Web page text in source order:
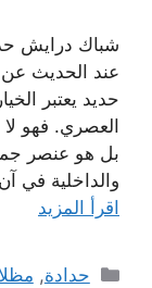
شباك درايش
عند الحديث عن
حديد يعتبر
العصري. فهو
بل هو عنصر
والداخلية في
اقرأ المزيد
التصنيفات
حدادة,